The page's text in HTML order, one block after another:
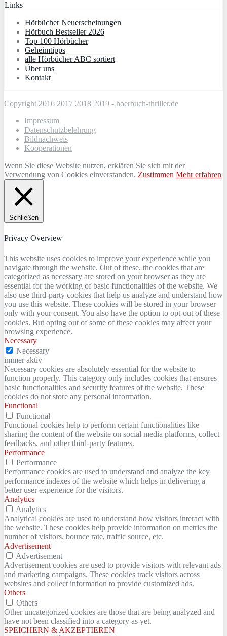
Links
Hörbücher Neuerscheinungen
Hörbuch Bestseller 2026
Top 100 Hörbücher
Geheimtipps
alle Hörbücher ABC sortiert
Über uns
Kontakt
Copyright 2016 2017 2018 2019 - hoerbuch-thriller.de
Impressum
Datenschutzbelehrung
Bildnachweis
Kooperationen
Wenn Sie diese Website nutzen, erklären Sie sich mit der
Verwendung von Cookies einverstanden. Zustimmen Mehr erfahren
Schließen
Privacy Overview
This website uses cookies to improve your experience while you
navigate through the website. Out of these, the cookies that are
categorized as necessary are stored on your browser as they are
essential for the working of basic functionalities of the website. We
also use third-party cookies that help us analyze and understand how
you use this website. These cookies will be stored in your browser
only with your consent. You also have the option to opt-out of these
cookies. But opting out of some of these cookies may affect your
browsing experience.
Necessary
Necessary
immer aktiv
Necessary cookies are absolutely essential for the website to
function properly. This category only includes cookies that ensures
basic functionalities and security features of the website. These
cookies do not store any personal information.
Functional
Functional
Functional cookies help to perform certain functionalities like
sharing the content of the website on social media platforms, collect
feedbacks, and other third-party features.
Performance
Performance
Performance cookies are used to understand and analyze the key
performance indexes of the website which helps in delivering a
better user experience for the visitors.
Analytics
Analytics
Analytical cookies are used to understand how visitors interact with
the website. These cookies help provide information on metrics the
number of visitors, bounce rate, traffic source, etc.
Advertisement
Advertisement
Advertisement cookies are used to provide visitors with relevant ads
and marketing campaigns. These cookies track visitors across
websites and collect information to provide customized ads.
Others
Others
Other uncategorized cookies are those that are being analyzed and
have not been classified into a category as yet.
SPEICHERN & AKZEPTIEREN